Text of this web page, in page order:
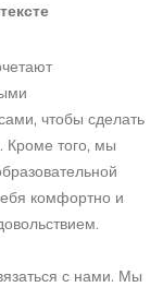
чтобы сделать
Кроме того, мы
комфортно и
с нами. Мы